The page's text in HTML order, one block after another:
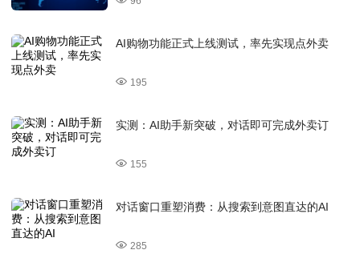
AI购物功能正式上线测试，率先实现点外卖
195
实测：AI助手新突破，对话即可完成外卖订
155
对话窗口重塑消费：从搜索到意图直达的AI
285